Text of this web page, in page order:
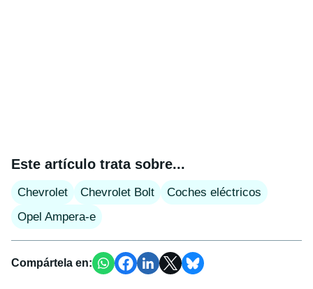
Este artículo trata sobre...
Chevrolet Chevrolet Bolt
Coches eléctricos
Opel Ampera-e
Compártela en: